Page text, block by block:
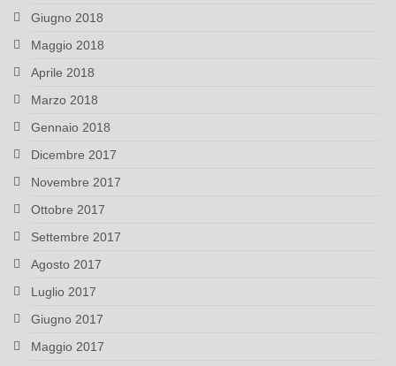
Giugno 2018
Maggio 2018
Aprile 2018
Marzo 2018
Gennaio 2018
Dicembre 2017
Novembre 2017
Ottobre 2017
Settembre 2017
Agosto 2017
Luglio 2017
Giugno 2017
Maggio 2017